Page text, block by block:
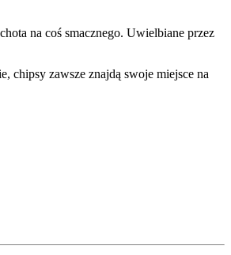
na coś smacznego. Uwielbiane przez
chipsy zawsze znajdą swoje miejsce na